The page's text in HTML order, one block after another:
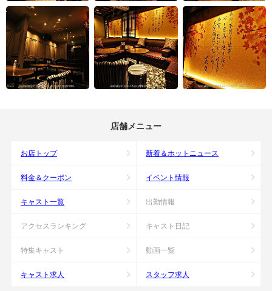
店舗メニュー
お店トップ 新着＆ホットニュース
料金＆クーポン イベント情報
キャスト一覧 出勤情報
アクセスランキング キャスト日記
特集キャスト 動画一覧
キャスト求人 スタッフ求人